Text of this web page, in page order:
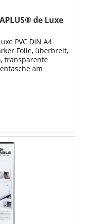
de Luxe
PVC DIN A4
Folie, überbreit,
transparente
am